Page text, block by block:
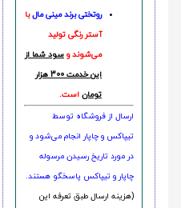
روتختی‌ برند مینی مالبا
آستر رنگی تولید
می‌شوند و سود شما از
این خدمت 300 هزار
تومان است.
ارسال از فروشگاه توسط
تیپاکس و چاپار انجام می‌شود و
در مورد تاریخ رسیدن مرسوله
چاپار و تیپاکس پاسخگو هستند.
(هزینه ارسال طبق تعرفه این